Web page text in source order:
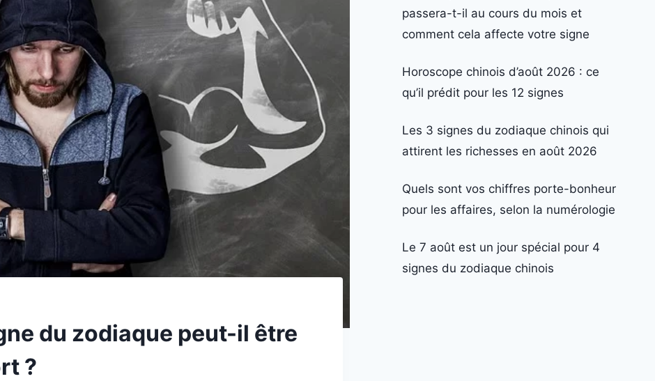
du zodiaque peut-il être
?
passera-t-il au cours du mois et
comment cela affecte votre signe
Horoscope chinois d’août 2026 : ce
qu’il prédit pour les 12 signes
Les 3 signes du zodiaque chinois qui
attirent les richesses en août 2026
Quels sont vos chiffres porte-bonheur
pour les affaires, selon la numérologie
Le 7 août est un jour spécial pour 4
signes du zodiaque chinois